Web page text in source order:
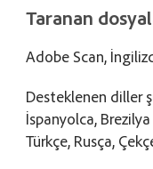
Taranan
Adobe Scan,
Desteklenen diller
İspanyolca,
Türkçe, Rusça,